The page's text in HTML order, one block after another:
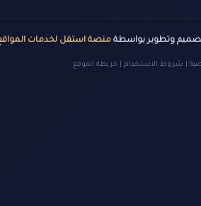
منصة استقل لخدمات
شروط الاستخدام خريطة الموقع